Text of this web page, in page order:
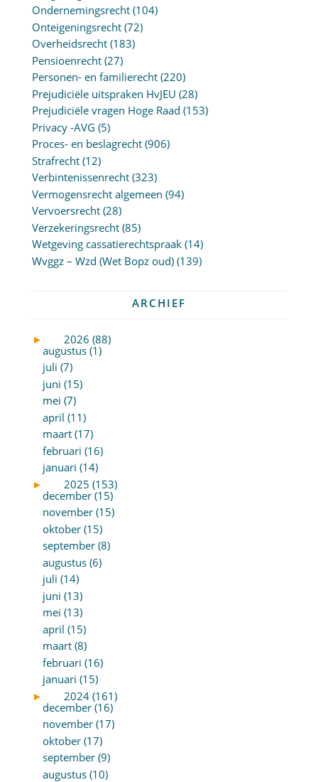
Ondernemingsrecht(104)
Onteigeningsrecht(72)
Overheidsrecht(183)
Pensioenrecht(27)
Personen- en familierecht(220)
Prejudiciële uitspraken HvJEU (28)
Prejudiciële vragen Hoge Raad (153)
Privacy -AVG (5)
Proces- en beslagrecht(906)
Strafrecht(12)
Verbintenissenrecht(323)
Vermogensrecht algemeen (94)
Vervoersrecht(28)
Verzekeringsrecht(85)
Wetgeving cassatierechtspraak(14)
Wvggz – Wzd (Wet Bopz oud)(139)
ARCHIEF
►
2026 (88)
augustus (1)
juli (7)
juni (15)
mei (7)
april (11)
maart (17)
februari (16)
januari (14)
►
2025 (153)
december (15)
november (15)
oktober (15)
september (8)
augustus (6)
juli (14)
juni (13)
mei (13)
april (15)
maart (8)
februari (16)
januari (15)
►
2024 (161)
december (16)
november (17)
oktober (17)
september (9)
augustus (10)